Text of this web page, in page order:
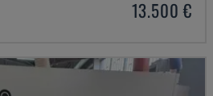
13.500 €